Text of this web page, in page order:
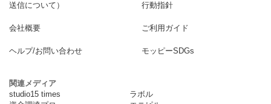
送信について）
行動指針
会社概要 ご利用ガイド
ヘルプ/お問い合わせ モッピーSDGs
関連メディア
studio15 times
ラボル